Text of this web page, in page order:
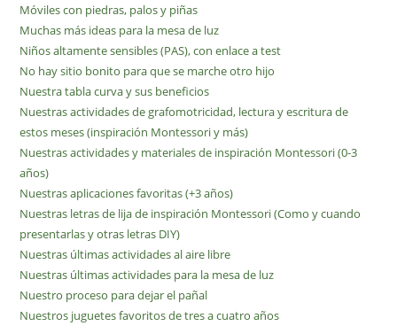
Móviles con piedras, palos y piñas
Muchas más ideas para la mesa de luz
Niños altamente sensibles (PAS), con enlace a test
No hay sitio bonito para que se marche otro hijo
Nuestra tabla curva y sus beneficios
Nuestras actividades de grafomotricidad, lectura y escritura de
estos meses (inspiración Montessori y más)
Nuestras actividades y materiales de inspiración Montessori (0-3
años)
Nuestras aplicaciones favoritas (+3 años)
Nuestras letras de lija de inspiración Montessori (Como y cuando
presentarlas y otras letras DIY)
Nuestras últimas actividades al aire libre
Nuestras últimas actividades para la mesa de luz
Nuestro proceso para dejar el pañal
Nuestros juguetes favoritos de tres a cuatro años